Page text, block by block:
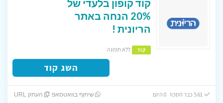
קוד קופון בלעדי של
20% הנחה באתר
הריונית !
קוד ללא תפוגה
השג קוד
שיתוף בוואטסאפ העתק URL